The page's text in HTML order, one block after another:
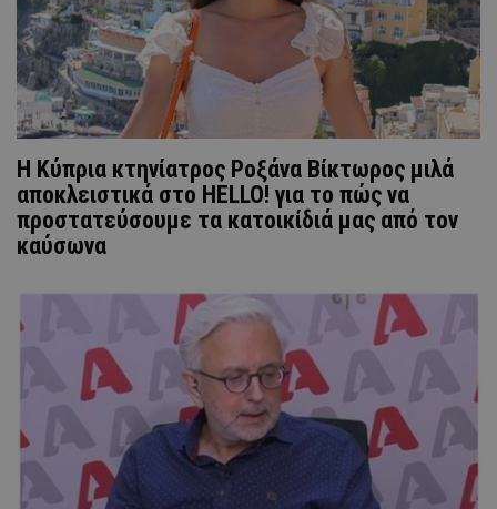
Η Κύπρια κτηνίατρος Ροξάνα Βίκτωρος μιλά
αποκλειστικά στο HELLO! για το πώς να
προστατεύσουμε τα κατοικίδιά μας από τον
καύσωνα